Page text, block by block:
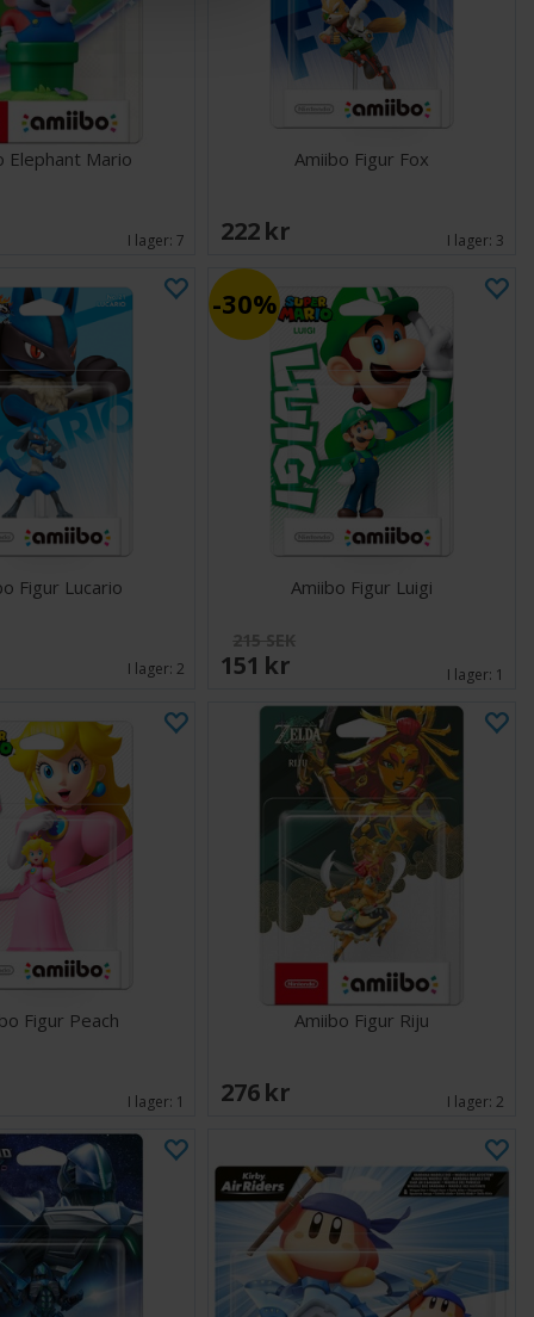
Elephant Mario
I lager: 7
Amiibo Figur Fox
222 SEK I lager: 3
Figur Lucario
I lager: 2
30%
Amiibo Figur Luigi
215 SEK
151 SEK I lager: 1
Figur Peach
I lager: 1
Amiibo Figur Riju
276 SEK I lager:2